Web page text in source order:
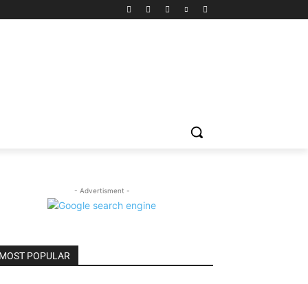
- Advertisment -
MOST POPULAR